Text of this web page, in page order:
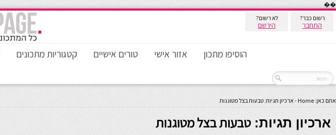
��
רשום כבר?
התחבר
לא רשום?
הירשם
הוסיפו מתכון אזור אישי טורים אישיים קטגוריות מתכונים
אתם כאן: Home
- ארכיון תגיות: טבעות בצל מטוגנות
ארכיון תגיות:טבעות בצל מטוגנות